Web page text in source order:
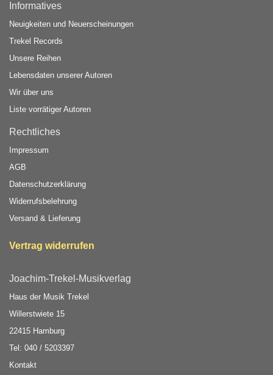
Informatives
Neuigkeiten und Neuerscheinungen
Trekel Records
Unsere Reihen
Lebensdaten unserer Autoren
Wir über uns
Liste vorrätiger Autoren
Rechtliches
Impressum
AGB
Datenschutzerklärung
Widerrufsbelehrung
Versand & Lieferung
Vertrag widerrufen
Joachim-Trekel-Musikverlag
Haus der Musik Trekel
Willerstwiete 15
22415 Hamburg
Tel: 040 / 5203397
Kontakt